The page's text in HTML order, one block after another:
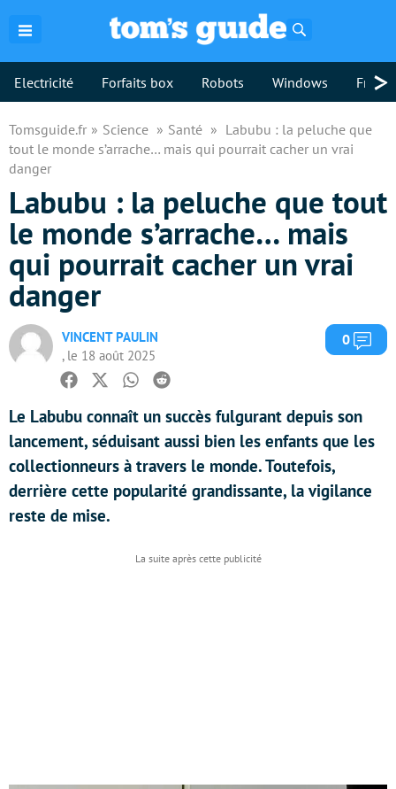
Electricité Forfaits box Robots Windows >
Tomsguide.fr Science Santé
Labubu : la peluche que
tout le monde s’arrache… mais qui pourrait cacher un vrai
danger
Labubu : la peluche que tout
le monde s’arrache… mais
qui pourrait cacher un vrai
danger
VINCENT PAULIN
, le 18 août 2025
0
Facebook
TwitterWhatsapp
Reddit
Le Labubu connaît un succès fulgurant depuis son
lancement, séduisant aussi bien les enfants que les
collectionneurs à travers le monde. Toutefois,
derrière cette popularité grandissante, la vigilance
reste de mise.